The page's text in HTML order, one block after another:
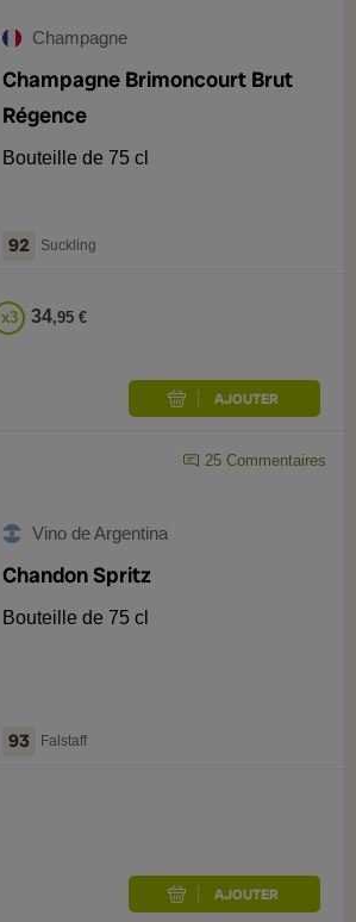
Champagne
Champagne Brimoncourt Brut
Régence
Bouteille de 75 cl
92 Suckling
x3 34,95 €
25 Commentaires
Vino de Argentina
Chandon Spritz
Bouteille de 75 cl
93 Falstaff